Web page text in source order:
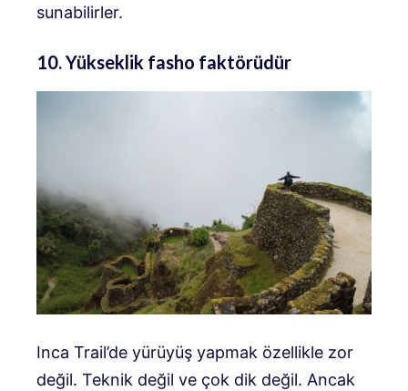
sunabilirler.
10. Yükseklik fasho faktörüdür
Inca Trail’de yürüyüş yapmak özellikle zor
değil. Teknik değil ve çok dik değil. Ancak